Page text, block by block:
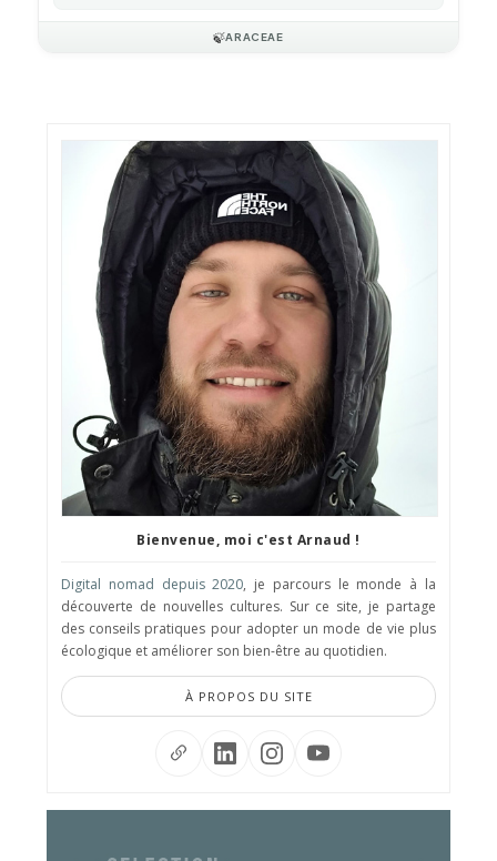
🍃ARACEAE
Bienvenue, moi c'est Arnaud !
Digital nomad depuis 2020, je parcours le monde à la
découverte de nouvelles cultures. Sur ce site, je partage
des conseils pratiques pour adopter un mode de vie plus
écologique et améliorer son bien-être au quotidien.
À PROPOS DU SITE